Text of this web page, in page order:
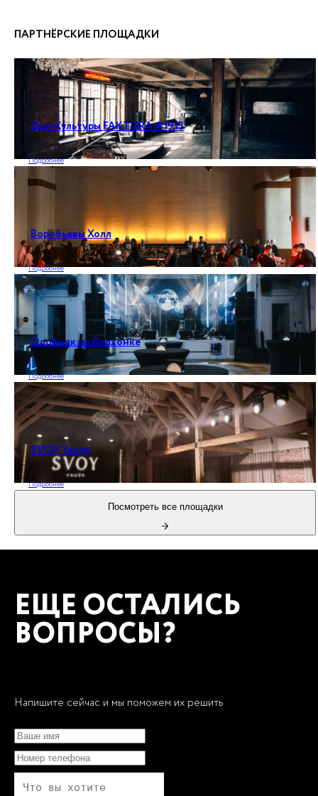
ПАРТНЁРСКИЕ ПЛОЩАДКИ
Дом Культуры FAKTURA #1913
Подробнее
Воробьевы Холл
Подробнее
Особняк на Волхонке
Подробнее
SVOY Yauza
Подробнее
Посмотреть все площадки
ЕЩЕ ОСТАЛИСЬ
ВОПРОСЫ?
Напишите сейчас и мы поможем их решить